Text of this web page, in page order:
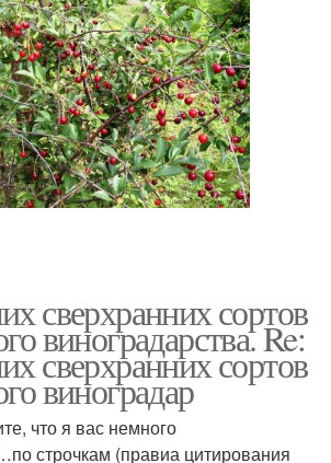
сверхранних сортов
виноградарства. Re:
сверхранних сортов
виноградар
что я вас немного
строчкам (правиа цитирования